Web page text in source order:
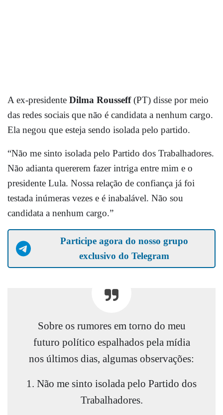
A ex-presidente Dilma Rousseff(PT) disse por meio
das redes sociais que não é candidata a nenhum cargo.
Ela negou que esteja sendo isolada pelo partido.
“Não me sinto isolada pelo Partido dos Trabalhadores.
Não adianta quererem fazer intriga entre mim e o
presidente Lula. Nossa relação de confiança já foi
testada inúmeras vezes e é inabalável. Não sou
candidata a nenhum cargo.”
Participe agora do nosso grupo
exclusivo do Telegram
Sobre os rumores em torno do meu
futuro político espalhados pela mídia
nos últimos dias, algumas observações:
1. Não me sinto isolada pelo Partido dos
Trabalhadores.